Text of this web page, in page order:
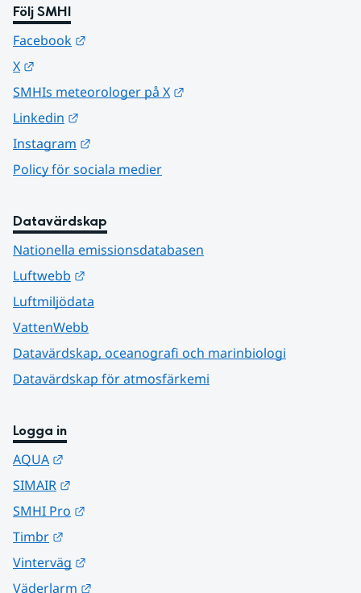
Följ SMHI
Facebook
X
SMHIs meteorologer på X
Linkedin
Instagram
Policy för sociala medier
Datavärdskap
Nationella emissionsdatabasen
Luftwebb
Luftmiljödata
VattenWebb
Datavärdskap, oceanografi och marinbiologi
Datavärdskap för atmosfärkemi
Logga in
AQUA
SIMAIR
SMHI Pro
Timbr
Vinterväg
Väderlarm